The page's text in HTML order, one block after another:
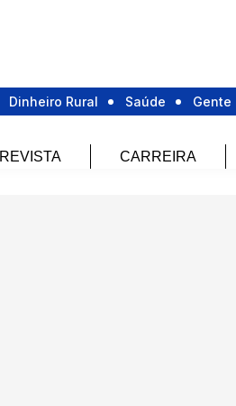
Dinheiro Rural Saúde Gente
REVISTA CARREIRA